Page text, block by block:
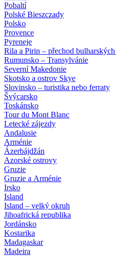
Pobaltí
Polské Bieszczady
Polsko
Provence
Pyreneje
Rila a Pirin – přechod
Rumunsko – Transylvánie
Severní Makedonie
Skotsko a ostrov Skye
Slovinsko – turistika nebo ferraty
Švýcarsko
Toskánsko
Tour du Mont Blanc
Letecké zájezdy
Andalusie
Arménie
Ázerbájdžán
Azorské ostrovy
Gruzie
Gruzie a Arménie
Irsko
Island
Island – velký okruh
Jihoafrická republika
Jordánsko
Kostarika
Madagaskar
Madeira